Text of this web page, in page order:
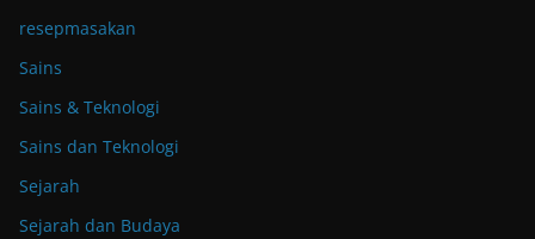
resepmasakan
Sains
Sains & Teknologi
Sains dan Teknologi
Sejarah
Sejarah dan Budaya